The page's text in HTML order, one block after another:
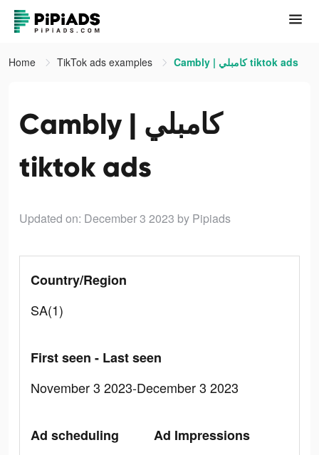
Home TikTok ads examples Cambly | كامبلي tiktok ads
Cambly | كامبلي
tiktok ads
Updated on: December 3 2023 by Pipiads
Country/Region
SA(1)
First seen - Last seen
November 3 2023-December 3 2023
Ad scheduling
Ad Impressions